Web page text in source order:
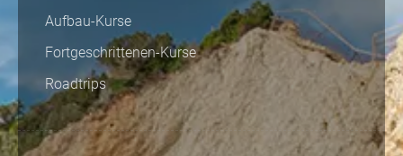
Aufbau-Kurse
Fortgeschrittenen-Kurse
Roadtrips